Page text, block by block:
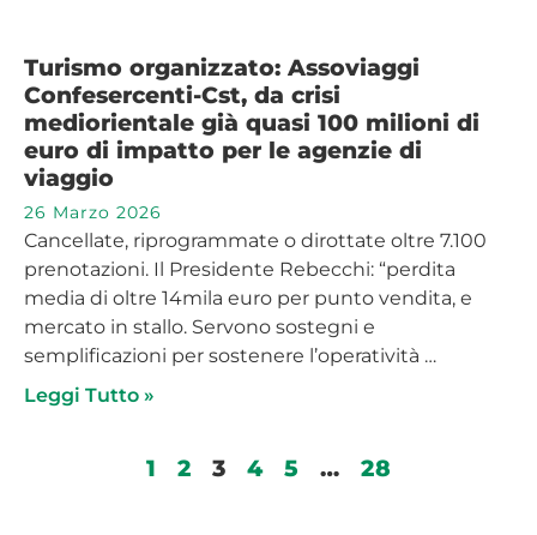
Turismo organizzato: Assoviaggi
Confesercenti-Cst, da crisi
mediorientale già quasi 100 milioni di
euro di impatto per le agenzie di
viaggio
26 Marzo 2026
Cancellate, riprogrammate o dirottate oltre 7.100
prenotazioni. Il Presidente Rebecchi: “perdita
media di oltre 14mila euro per punto vendita, e
mercato in stallo. Servono sostegni e
semplificazioni per sostenere l’operatività …
Leggi Tutto »
1 2 3 4 5 … 28